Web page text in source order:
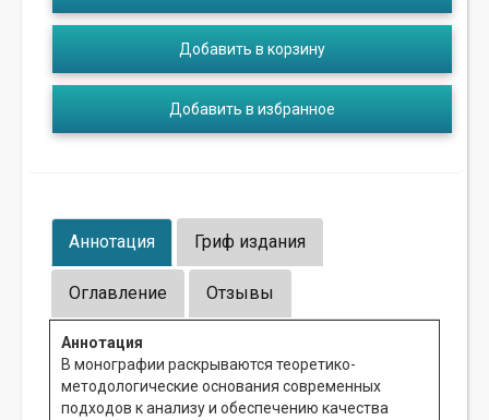
Добавить в корзину
Добавить в избранное
Аннотация Гриф издания
Оглавление Отзывы
Аннотация
В монографии раскрываются теоретико-
методологические основания современных
подходов к анализу и обеспечению качества